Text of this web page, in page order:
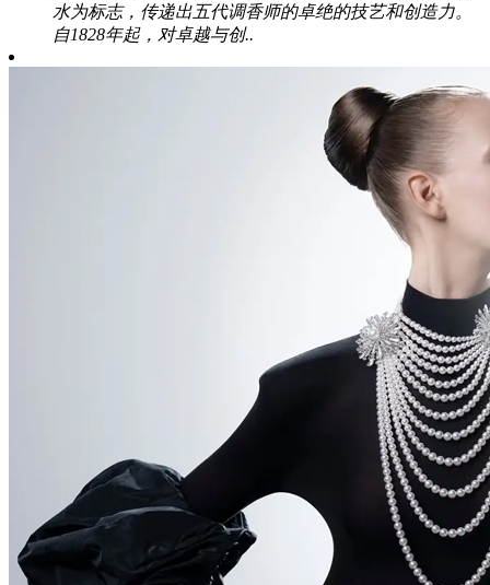
水为标志，传递出五代调香师的卓绝的技艺和创造力。
自1828年起，对卓越与创..